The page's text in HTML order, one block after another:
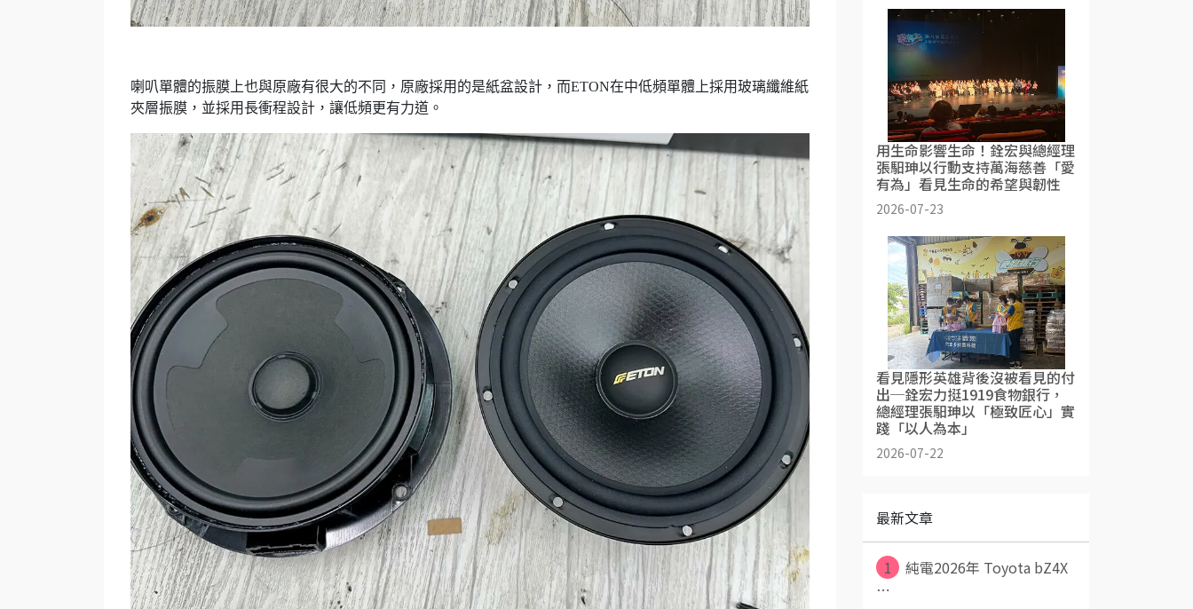
喇叭單體的振膜上也與原廠有很大的不同，原廠採用的是紙盆設計，而ETON在中低頻單體上採用玻璃纖維紙
夾層振膜，並採用長衝程設計，讓低頻更有力道。
用生命影響生命！銓宏與總經理
張馹珅以行動支持萬海慈善「愛
有為」看見生命的希望與韌性
2026-07-23
看見隱形英雄背後沒被看見的付
出─銓宏力挺1919食物銀行，
總經理張馹珅以「極致匠心」實
踐「以人為本」
2026-07-22
最新文章
1
純電2026年 Toyota bZ4X
⋯